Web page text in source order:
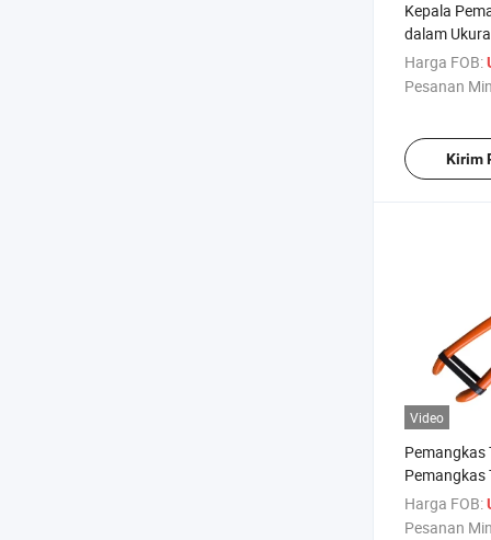
Kepala
dalam
M12X1.75
Harga FOB:
Pesanan
Kirim
Video
Pemangkas
Pemangkas
Taman,
Harga FOB:
Pesanan